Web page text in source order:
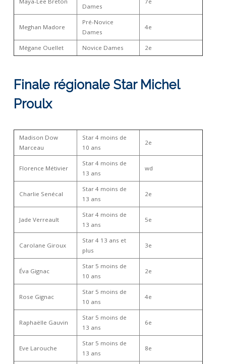
Dames
Meghan Madore
Pré-Novice
Dames
4e
Mégane Ouellet Novice Dames 2e
Finale régionale Star Michel
Proulx
Madison Dow
Marceau
Star 4 moins de
10 ans
2e
Florence Métivier
Star 4 moins de
13 ans
wd
Charlie Senécal
Star 4 moins de
13 ans
2e
Jade Verreault
Star 4 moins de
13 ans
5e
Carolane Giroux
Star 4 13 ans et
plus
3e
Éva Gignac
Star 5 moins de
10 ans
2e
Rose Gignac
Star 5 moins de
10 ans
4e
Raphaëlle Gauvin
Star 5 moins de
13 ans
6e
Eve Larouche
Star 5 moins de
13 ans
8e